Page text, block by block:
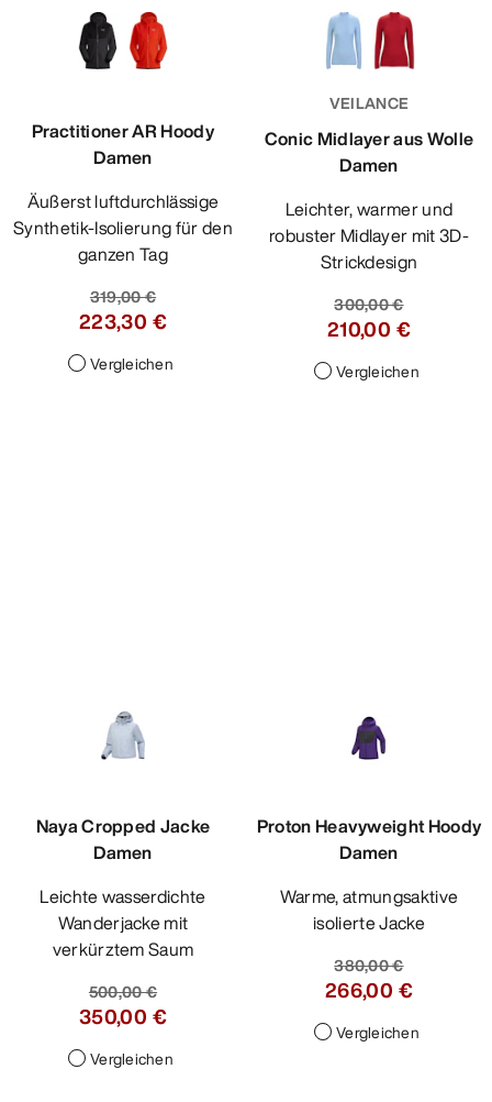
Practitioner AR Hoody
Damen
Äußerst luftdurchlässige
Synthetik-Isolierung für den
ganzen Tag
319,00 €
223,30 €
Vergleichen
VEILANCE
Conic Midlayer aus Wolle
Damen
Leichter, warmer und
robuster Midlayer mit 3D-
Strickdesign
300,00 €
210,00 €
Vergleichen
Naya Cropped Jacke
Damen
Leichte wasserdichte
Wanderjacke mit
verkürztem Saum
500,00 €
350,00 €
Vergleichen
Proton Heavyweight Hoody
Damen
Warme, atmungsaktive
isolierte Jacke
380,00 €
266,00 €
Vergleichen